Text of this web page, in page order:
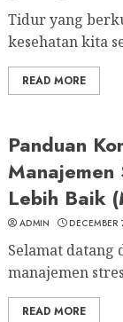
Tidur yang
kesehatan kita
READ MORE
Panduan
Lebih Baik
ADMIN
Selamat datang
manajemen
READ MORE